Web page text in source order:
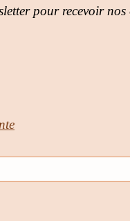
pour recevoir